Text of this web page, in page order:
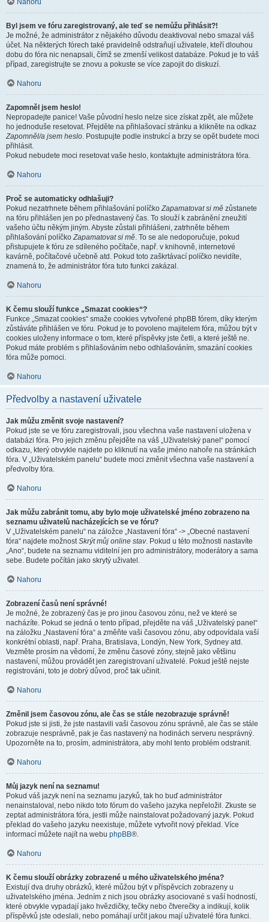
Nahoru
Byl jsem ve fóru zaregistrovaný, ale teď se nemůžu přihlásit?!
Je možné, že administrátor z nějakého důvodu deaktivoval nebo smazal váš
účet. Na některých fórech také pravidelně odstraňují uživatele, kteří dlouhou
dobu do fóra nic nenapsali, čímž se zmenší velikost databáze. Pokud je to váš
případ, zaregistrujte se znovu a pokuste se více zapojit do diskuzí.
Nahoru
Zapomněl jsem heslo!
Nepropadejte panice! Vaše původní heslo nelze sice získat zpět, ale můžete
ho jednoduše resetovat. Přejděte na přihlašovací stránku a klikněte na odkaz
Zapomněl/a jsem heslo. Postupujte podle instrukcí a brzy se opět budete moci
přihlásit.
Pokud nebudete moci resetovat vaše heslo, kontaktujte administrátora fóra.
Nahoru
Proč se automaticky odhlašuji?
Pokud nezatrhnete během přihlašování políčkoZapamatovat si mě zůstanete
na fóru přihlášen jen po přednastavený čas. To slouží k zabránění zneužití
vašeho účtu někým jiným. Abyste zůstali přihlášeni, zatrhněte během
přihlašování políčkoZapamatovat si mě. To se ale nedoporučuje, pokud
přistupujete k fóru ze sdíleného počítače, např. v knihovně, internetové
kavárně, počítačové učebně atd. Pokud toto zaškrtávací políčko nevidíte,
znamená to, že administrátor fóra tuto funkci zakázal.
Nahoru
K čemu slouží funkce „Smazat cookies“?
Funkce „Smazat cookies“ smaže cookies vytvořené phpBB fórem, díky kterým
zůstáváte přihlášen ve fóru. Pokud je to povoleno majitelem fóra, můžou být v
cookies uloženy informace o tom, které příspěvky jste četli, a které ještě ne.
Pokud máte problém s přihlašováním nebo odhlašováním, smazání cookies
fóra může pomoci.
Nahoru
Předvolby a nastavení uživatele
Jak můžu změnit svoje nastavení?
Pokud jste se ve fóru zaregistrovali, jsou všechna vaše nastavení uložena v
databázi fóra. Pro jejich změnu přejděte na váš „Uživatelský panel“ pomocí
odkazu, který obvykle najdete po kliknutí na vaše jméno nahoře na stránkách
fóra. V „Uživatelském panelu“ budete moci změnit všechna vaše nastavení a
předvolby fóra.
Nahoru
Jak můžu zabránit tomu, aby bylo moje uživatelské jméno zobrazeno na
seznamu uživatelů nacházejících se ve fóru?
V „Uživatelském panelu“ na záložce „Nastavení fóra“ -> „Obecné nastavení
fóra“ najdete možnostSkrýt můj online stav. Pokud u této možnosti nastavíte
„Ano“, budete na seznamu viditelní jen pro administrátory, moderátory a sama
sebe. Budete počítán jako skrytý uživatel.
Nahoru
Zobrazení časů není správné!
Je možné, že zobrazený čas je pro jinou časovou zónu, než ve které se
nacházíte. Pokud se jedná o tento případ, přejděte na váš „Uživatelský panel“
na záložku „Nastavení fóra“ a změňte vaši časovou zónu, aby odpovídala vaší
konkrétní oblasti, např. Praha, Bratislava, Londýn, New York, Sydney atd.
Vezměte prosím na vědomí, že změnu časové zóny, stejně jako většinu
nastavení, můžou provádět jen zaregistrovaní uživatelé. Pokud ještě nejste
registrováni, toto je dobrý důvod, proč tak učinit.
Nahoru
Změnil jsem časovou zónu, ale čas se stále nezobrazuje správně!
Pokud jste si jisti, že jste nastavili vaši časovou zónu správně, ale čas se stále
zobrazuje nesprávně, pak je čas nastavený na hodinách serveru nesprávný.
Upozorněte na to, prosím, administrátora, aby mohl tento problém odstranit.
Nahoru
Můj jazyk není na seznamu!
Pokud váš jazyk není na seznamu jazyků, tak ho buď administrátor
nenainstaloval, nebo nikdo toto fórum do vašeho jazyka nepřeložil. Zkuste se
zeptat administrátora fóra, jestli může nainstalovat požadovaný jazyk. Pokud
překlad do vašeho jazyku neexistuje, můžete vytvořit nový překlad. Více
informací můžete najít na webu phpBB®.
Nahoru
K čemu slouží obrázky zobrazené u mého uživatelského jména?
Existují dva druhy obrázků, které můžou být v příspěvcích zobrazeny u
uživatelského jména. Jedním z nich jsou obrázky asociované s vaší hodností,
které obvykle vypadají jako hvězdičky, tečky nebo čtverečky a indikují, kolik
příspěvků jste odeslali, nebo pomáhají určit jakou mají uživatelé fóra funkci.